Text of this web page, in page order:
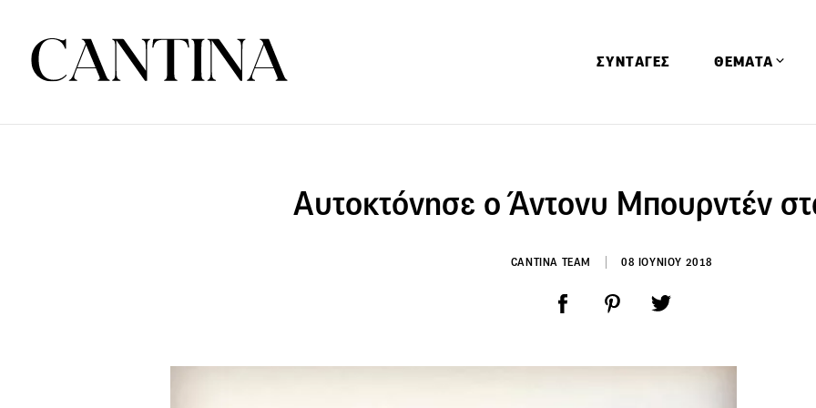
ΣΥΝΤΑΓΕΣ ΘΕΜΑΤΑ
Αφιερώματα
Ειδήσεις
Αυτοκτόνησε ο Άντονυ Μπουρντέν
CANTINA TEAM 08 ΙΟΥΝΙΟΥ 2018